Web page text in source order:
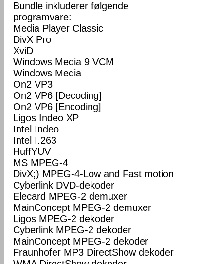
Bundle inkluderer følgende
programvare:
Media Player Classic
DivX Pro
XviD
Windows Media 9 VCM
Windows Media
On2 VP3
On2 VP6 [Decoding]
On2 VP6 [Encoding]
Ligos Indeo XP
Intel Indeo
Intel I.263
HuffYUV
MS MPEG-4
DivX;) MPEG-4-Low and Fast motion
Cyberlink DVD-dekoder
Elecard MPEG-2 demuxer
MainConcept MPEG-2 demuxer
Ligos MPEG-2 dekoder
Cyberlink MPEG-2 dekoder
MainConcept MPEG-2 dekoder
Fraunhofer MP3 DirectShow dekoder